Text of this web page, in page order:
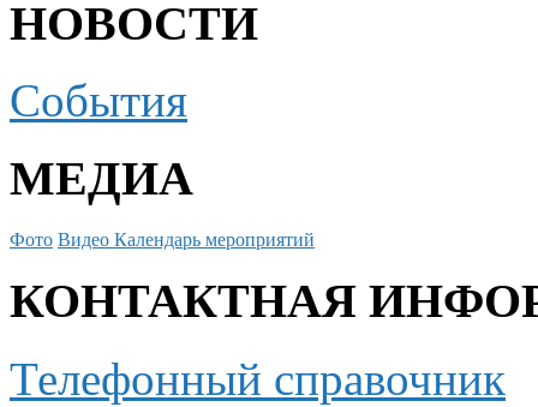
НОВОСТИ
События
МЕДИА
Фото Видео Календарь мероприятий
КОНТАКТНАЯ
Телефонный справочник